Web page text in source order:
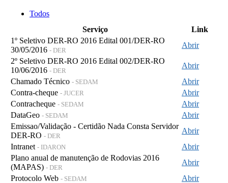
Todos
Serviço
Link
1º Seletivo DER-RO 2016 Edital 001/DER-RO
30/05/2016 - DER
Abrir
2º Seletivo DER-RO 2016 Edital 002/DER-RO
10/06/2016 - DER
Abrir
Chamado Técnico - SEDAM
Abrir
Contra-cheque - JUCER
Abrir
Contracheque - SEDAM
Abrir
DataGeo - SEDAM
Abrir
Emissao/Validação - Certidão Nada Consta Servidor
DER-RO - DER
Abrir
Intranet - IDARON
Abrir
Plano anual de manutenção de Rodovias 2016
(MAPAS) - DER
Abrir
Protocolo Web - SEDAM
Abrir